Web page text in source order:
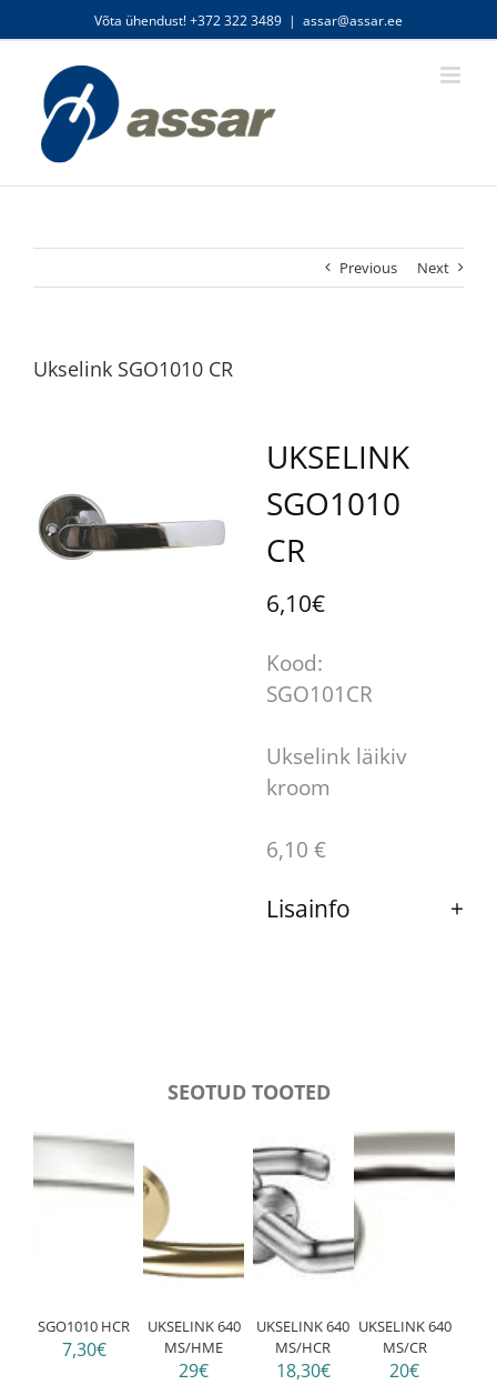
Võta ühendust! +372 322 3489 | assar@assar.ee
Previous Next
Ukselink SGO1010 CR
UKSELINK
SGO1010
CR
6,10€
Kood:
SGO101CR
Ukselink läikiv
kroom
6,10 €
Lisainfo
SEOTUD TOOTED
SGO1010 HCR
7,30€
UKSELINK 640
MS/HME
29€
UKSELINK 640
MS/HCR
18,30€
UKSELINK 640
MS/CR
20€